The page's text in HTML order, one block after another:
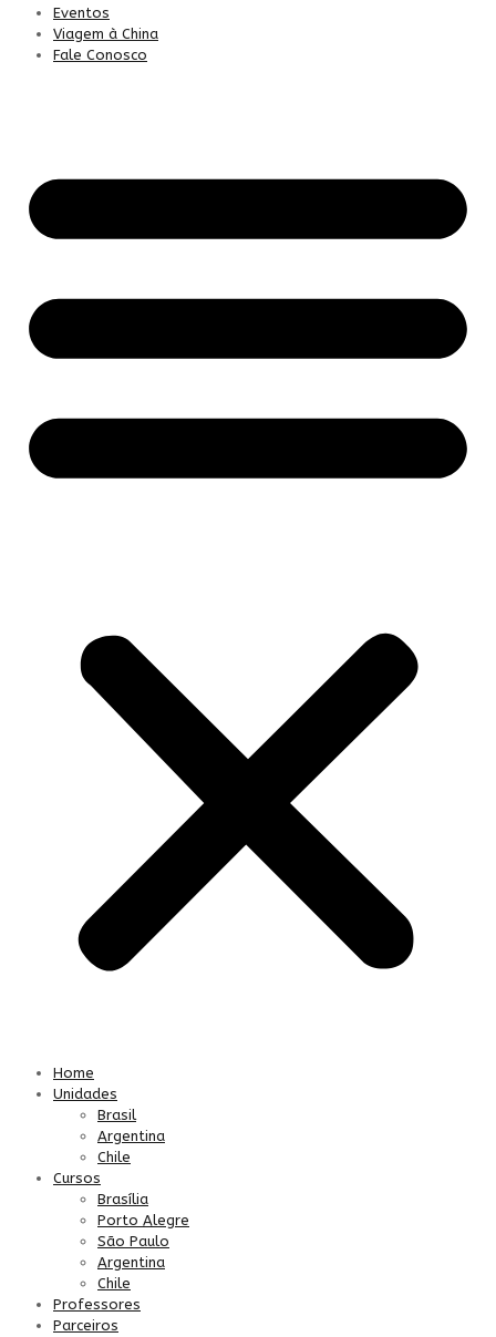
Eventos
Viagem à China
Fale Conosco
Home
Unidades
Brasil
Argentina
Chile
Cursos
Brasília
Porto Alegre
São Paulo
Argentina
Chile
Professores
Parceiros